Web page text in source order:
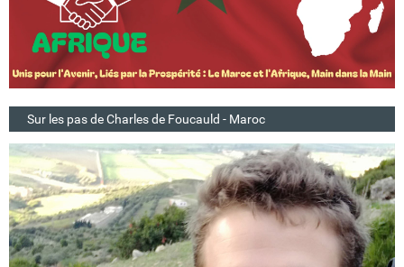
Sur les pas de Charles de Foucauld - Maroc